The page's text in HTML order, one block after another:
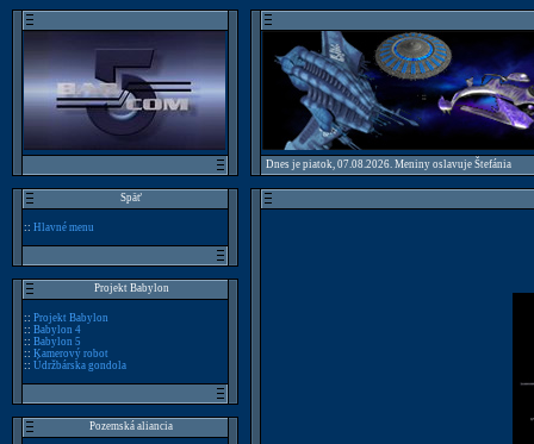
Dnes je piatok, 07.08.2026. Meniny oslavuje Štefánia
Späť
:: Hlavné menu
Projekt Babylon
:: Projekt Babylon
:: Babylon 4
:: Babylon 5
:: Kamerový robot
:: Údržbárska gondola
Pozemská aliancia